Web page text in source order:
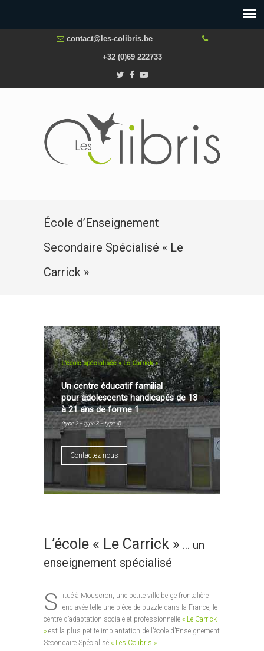
contact@les-colibris.be
+32 (0)69 222733
École d’Enseignement
Secondaire Spécialisé « Le
Carrick »
L’école spécialisée « Le Carrick »
Un centre éducatif familial
pour adolescents handicapés de 13
à 21 ans de forme 1
(type 2 – type 3 – type 4)
Contactez-nous
L’école « Le Carrick » … un
enseignement spécialisé
S
itué à Mouscron, une petite ville belge frontalière
enclavée telle une pièce de puzzle dans la France, le
centre d’adaptation sociale et professionnelle « Le Carrick
» est la plus petite implantation de l’école d’Enseignement
Secondaire Spécialisé « Les Colibris »